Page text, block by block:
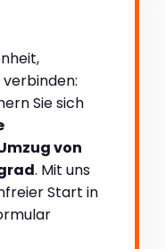
verbinden:
Sie sich
von
. Mit uns
Start in